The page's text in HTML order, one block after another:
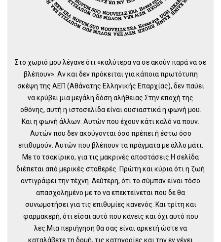
Στο χωριό μου λέγανε ότι «καλύτερα να σε ακούν παρά να σε
βλέπουν». Αν και δεν πρόκειται για κάποια πρωτότυπη
σκέψη της ΑΕΠ (Αθάνατης Ελληνικής Επαρχίας), δεν παύει
να κρύβει μια μεγάλη δόση αλήθειας.Στην εποχή της
οθόνης, αυτή η ιστοσελίδα είναι ουσιαστικά η φωνή μου.
Και η φωνή άλλων. Αυτών που έχουν κάτι καλό να πουν.
Αυτών που δεν ακούγονται όσο πρέπει ή έστω όσο
επιθυμούν. Αυτών που βλέπουν τα πράγματα με άλλο μάτι.
Με το τσακίρικο, για τις μακρινές αποστάσεις.Η σελίδα
διέπεται από μερικές σταθερές. Πρώτη και κύρια ότι η ζωή
αντιγράφει την τέχνη. Δεύτερη, ότι το σύμπαν είναι τόσο
απασχολημένο με το να επεκτείνεται που δε θα
συνωμοτήσει για τις επιθυμίες κανενός. Και τρίτη και
φαρμακερή, ότι είσαι αυτό που κάνεις και όχι αυτό που
λες.Μια περιήγηση θα σας είναι αρκετή ώστε να
καταλάβετε τη δομή, τις κατηγορίες και την εν γένει